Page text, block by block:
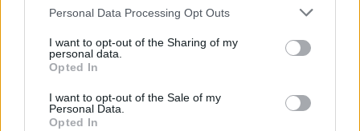
Please note that this website/app uses one or more Google
not limited to your visit or usage behaviour. You may click to
grant or deny consent to Google and its third-party tags to
use your data for below specified purposes in below Google
consent section.
Personal Data Processing Opt Outs
I want to opt-out of the Sharing of my
personal data.
Opted In
I want to opt-out of the Sale of my
Personal Data.
Opted In